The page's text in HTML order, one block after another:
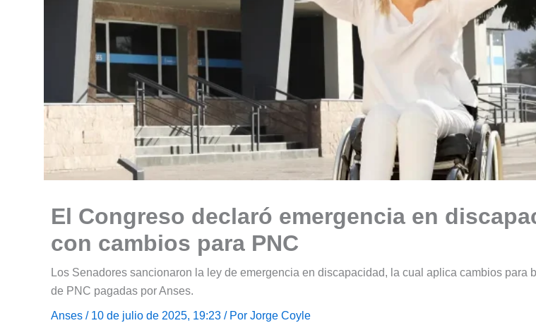
El Congreso declaró emergencia en
con cambios para PNC
Los Senadores sancionaron la ley de emergencia en discapacidad, la cual aplica cambios para
de PNC pagadas por Anses.
Anses / 10 de julio de 2025, 19:23 / Por Jorge Coyle